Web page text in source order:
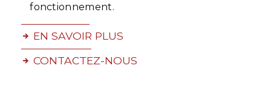
fonctionnement.
EN SAVOIR PLUS
CONTACTEZ-NOUS